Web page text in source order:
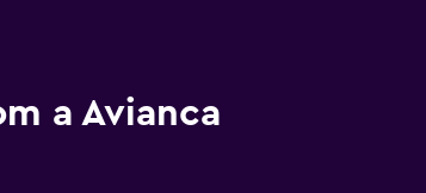
a Avianca